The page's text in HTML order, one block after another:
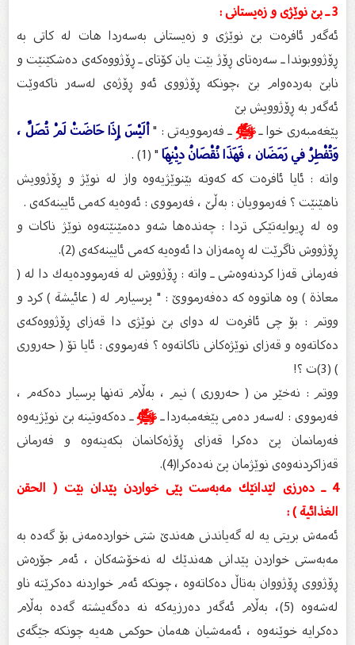
ئه‌گه‌ر ئافره‌ت بێ نوێژى و زه‌یستانى به‌سه‌ردا هات له‌ كاتى به‌
ڕۆژووبوندا ـ سه‌ره‌تاى ڕۆژ بێت یان كۆتاى ـ ڕۆژووه‌كه‌ى ده‌شكێنێت و
نابێ به‌رده‌وام بێ ،چونكه‌ ڕۆژووى ئه‌و ڕۆژه‌ى له‌سه‌ر ناكه‌وێت
ئه‌گه‌ر به‌ ڕۆژوویش بێ
پێغه‌مبه‌رى خوا ـﷺـ فه‌رموویه‌تى : " ألَيْسَ إِذَا حَاضَتْ لَمْ تُصَلِّ ،
وَتُفْطِرُ في رَمَضَان ، فَهَذَا نُقْصَانُ دِيْنِهَا" (1) .
واته‌ : ئایا ئافره‌ت كه‌ كه‌وته‌ بێنوێژیه‌وه‌ واز له‌ نوێژ و ڕۆژوویش
ناهێنێت ؟ فه‌رموویان : به‌ڵێ ، فه‌رمووى : ئه‌وه‌یه‌ كه‌مى ئایینه‌كه‌ى .
وه‌ له‌ ڕیوایه‌تێكى تردا : چه‌نده‌ها شه‌و ده‌مێنێته‌وه‌ نوێژ ناكات و
ڕۆژووش ناگرێت له‌ ڕه‌مه‌زان دا ئه‌وه‌یه‌ كه‌مى ئایینه‌كه‌ى (2).
فه‌رمانى قه‌زا كردنه‌وه‌شی ـ واته‌ : ڕۆژووش له‌ فه‌رمووده‌یه‌ك دا له‌ (
معاذة ) وه‌ هاتووه‌ كه‌ ده‌فه‌رمووێ : " پرسیارم له‌ ( عائيشة ) كرد و
ووتم : بۆ چی ئافره‌ت له‌ دواى بێ نوێژى دا قه‌زاى ڕۆژووه‌كه‌ى
ده‌كاته‌وه‌ و قه‌زاى نوێژه‌كانى ناكاته‌وه‌ ؟ فه‌رمووى : ئایا تۆ ( حه‌رورى
ووتم : نه‌خێر من ( حه‌رورى ) نیم ، به‌ڵام ته‌نها پرسیار ده‌كه‌م ،
فه‌رمووى : له‌سه‌ر ده‌مى پێغه‌مبه‌ردا ـﷺـ ده‌كه‌وتینه‌ بێ نوێژیه‌وه‌
فه‌رمانمان پێ ده‌كرا قه‌زاى ڕۆژه‌كانمان بكه‌ینه‌وه‌ و فه‌رمانى
قه‌زاكردنه‌وه‌ى نوێژمان پێ نه‌ده‌كرا(4).
4 ـ ده‌رزى لێدانێك مه‌به‌ست پێى خواردن پێدان بێت ( الحقن
الغذائية ) :
ئه‌مه‌ش بریتى یه‌ له‌ گه‌یاندنى هه‌ندێ شتى خوارده‌مه‌نى بۆ گه‌ده‌ به‌
مه‌به‌ستى خواردن پێدانى هه‌ندێك له‌ نه‌خۆشه‌كان ، ئه‌م جۆره‌ش
ڕۆژووى ڕۆژووان به‌تاڵ ده‌كاته‌وه‌ ، چونكه‌ ئه‌م خواردنه‌ ده‌كرێته‌ ناو
له‌شه‌وه‌ (5)، به‌ڵام ئه‌گه‌ر ده‌رزیه‌كه‌ نه‌ ده‌گه‌یشته‌ گه‌ده‌ به‌ڵام
ده‌كرایه‌ خوێنه‌وه‌ ، ئه‌مه‌شیان هه‌مان حوكمى هه‌یه‌ چونكه‌ جێگه‌ى